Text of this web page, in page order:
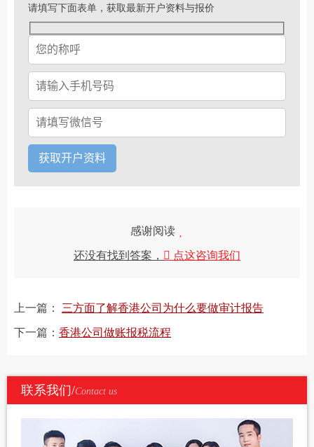
请填写下面表单，获取最新开户资料与报价
感谢阅读
还没有找到答案， 点这咨询我们
上一篇： 三方面了解香港公司为什么要做审计报告
下一篇： 香港公司做账报税流程
联系我们/Contact us